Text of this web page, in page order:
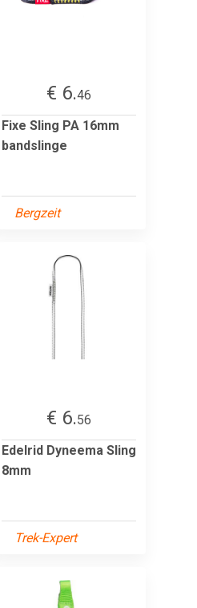
€ 6.46
Fixe Sling PA 16mm
bandslinge
Bergzeit
€ 6.56
Edelrid Dyneema Sling
8mm
Trek-Expert